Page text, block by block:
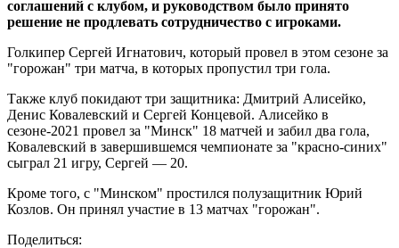
соглашений с клубом, и руководством было принято
решение не продлевать сотрудничество с игроками.
Голкипер Сергей Игнатович, который провел в этом сезоне за
"горожан" три матча, в которых пропустил три гола.
Также клуб покидают три защитника: Дмитрий Алисейко,
Денис Ковалевский и Сергей Концевой. Алисейко в
сезоне-2021 провел за "Минск" 18 матчей и забил два гола,
Ковалевский в завершившемся чемпионате за "красно-синих"
сыграл 21 игру, Сергей — 20.
Кроме того, с "Минском" простился полузащитник Юрий
Козлов. Он принял участие в 13 матчах "горожан".
Поделиться: